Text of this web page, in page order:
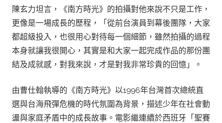
陳玄力坦言，《南方時光》的拍攝對他來說不只是工作，
更像是一場成長的歷程，「從前台演員到幕後團隊，大家
都超級投入，也很用心對待每一個細節，雖然拍攝的過程
本身就讓我很開心，其實是和大家一起完成作品的那份團
結及成就感，對我來說，才是對我非常珍貴的回憶」。
由曹仕翰執導的《南方時光》以1996年台灣首次總統直
選與台海飛彈危機的時代氛圍為背景，描述少年在社會動
盪與家庭矛盾中的成長故事。電影繼連續於西班牙「聖賽